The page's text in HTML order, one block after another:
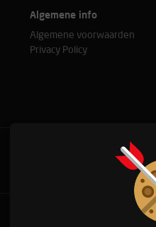
Algemene info
Algemene voorwaarden
Privacy Policy
Bel